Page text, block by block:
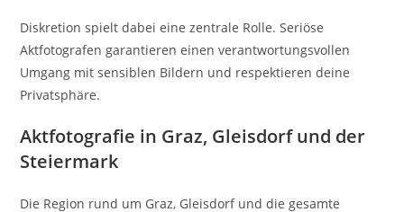
Diskretion spielt dabei eine zentrale Rolle. Seriöse
Aktfotografen garantieren einen verantwortungsvollen
Umgang mit sensiblen Bildern und respektieren deine
Privatsphäre.
Aktfotografie in Graz, Gleisdorf und der
Steiermark
Die Region rund um Graz, Gleisdorfund die gesamte